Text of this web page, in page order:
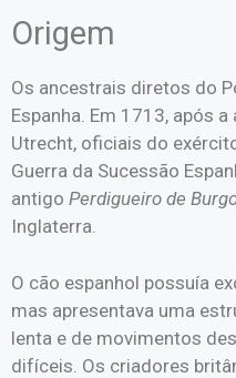
Origem
Os ancestrais diretos do
Espanha. Em 1713, após
Utrecht, oficiais do
Guerra da Sucessão
antigo Perdigueiro de
Inglaterra.
O cão espanhol possuía
mas apresentava uma
lenta e de movimentos
difíceis. Os criadores